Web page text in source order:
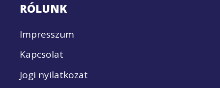
RÓLUNK
Impresszum
Kapcsolat
Jogi nyilatkozat